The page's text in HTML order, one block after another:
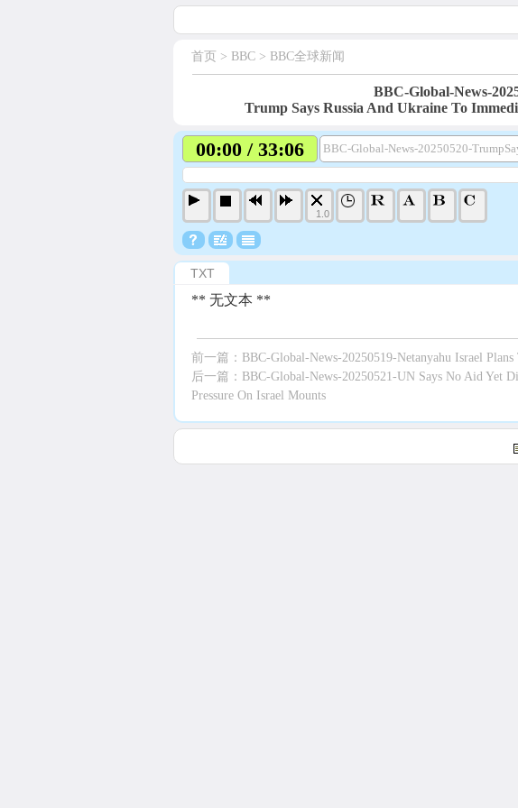
首页 > BBC > BBC全球新闻
BBC-Global-News-
Trump Says Russia And Ukraine To
00:00 / 33:06 BBC-Global-News-20250520-
1.0
TXT
** 无文本 **
前一篇： BBC-Global-News-20250519-Netanyahu Israel
后一篇： BBC-Global-News-20250521-UN Says No Aid Yet
Pressure On Israel Mounts